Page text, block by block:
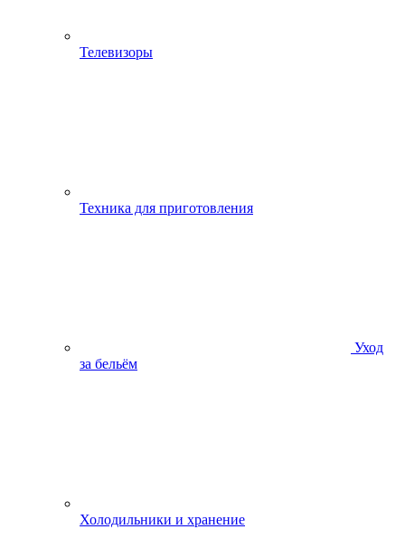
Телевизоры
Техника для приготовления
Уход
за бельём
Холодильники и хранение